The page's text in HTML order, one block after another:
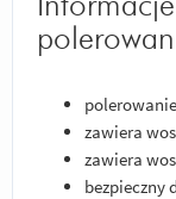
zawiera
zawiera
bezpieczny